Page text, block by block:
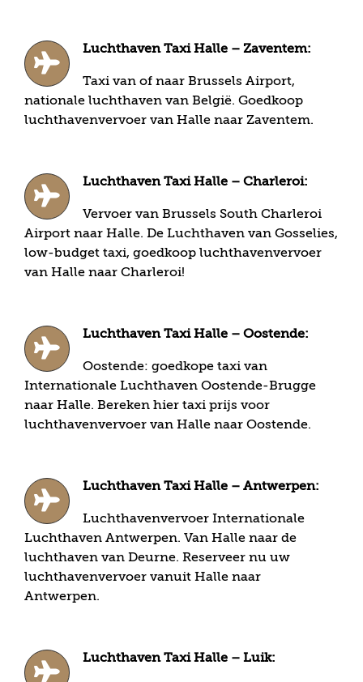
Luchthaven Taxi Halle – Zaventem:
Taxi van of naar Brussels Airport,
nationale luchthaven van België. Goedkoop
luchthavenvervoer van Halle naar Zaventem.
Luchthaven Taxi Halle – Charleroi:
Vervoer van Brussels South Charleroi
Airport naar Halle. De Luchthaven van Gosselies,
low-budget taxi, goedkoop luchthavenvervoer
van Halle naar Charleroi!
Luchthaven Taxi Halle – Oostende:
Oostende: goedkope taxi van
Internationale Luchthaven Oostende-Brugge
naar Halle. Bereken hier taxi prijs voor
luchthavenvervoer van Halle naar Oostende.
Luchthaven Taxi Halle – Antwerpen:
Luchthavenvervoer Internationale
Luchthaven Antwerpen. Van Halle naar de
luchthaven van Deurne. Reserveer nu uw
luchthavenvervoer vanuit Halle naar
Antwerpen.
Luchthaven Taxi Halle – Luik: